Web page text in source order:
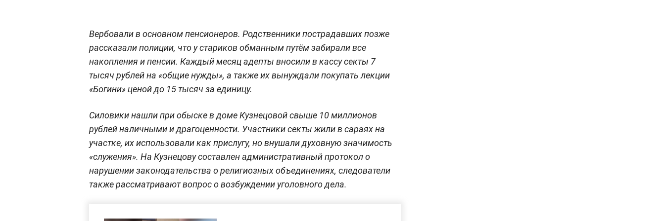
Вербовали в основном пенсионеров. Родственники пострадавших позже
рассказали полиции, что у стариков обманным путём забирали все
накопления и пенсии. Каждый месяц адепты вносили в кассу секты 7
тысяч рублей на «общие нужды», а также их вынуждали покупать лекции
«Богини» ценой до 15 тысяч за единицу.
Силовики нашли при обыске в доме Кузнецовой свыше 10 миллионов
рублей наличными и драгоценности. Участники секты жили в сараях на
участке, их использовали как прислугу, но внушали духовную значимость
«служения». На Кузнецову составлен административный протокол о
нарушении законодательства о религиозных объединениях, следователи
также рассматривают вопрос о возбуждении уголовного дела.